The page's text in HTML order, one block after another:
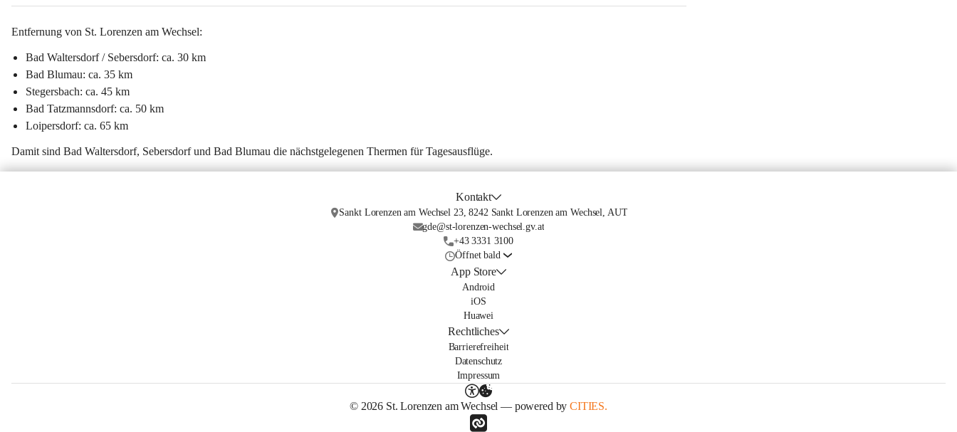
Entfernung von St. Lorenzen am Wechsel:
Bad Waltersdorf / Sebersdorf: ca. 30 km
Bad Blumau: ca. 35 km
Stegersbach: ca. 45 km
Bad Tatzmannsdorf: ca. 50 km
Loipersdorf: ca. 65 km
Damit sind Bad Waltersdorf, Sebersdorf und Bad Blumau die nächstgelegenen Thermen für Tagesausflüge.
Kontakt
Sankt Lorenzen am Wechsel 23, 8242 Sankt Lorenzen am Wechsel, AUT
gde@st-lorenzen-wechsel.gv.at
+43 3331 3100
Öffnet bald
App Store
Android
iOS
Huawei
Rechtliches
Barrierefreiheit
Datenschutz
Impressum
© 2026 St. Lorenzen am Wechsel — powered byCITIES.